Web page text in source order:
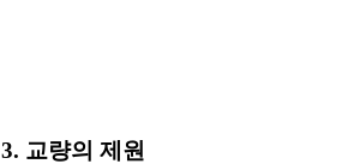
3. 교량의 제원